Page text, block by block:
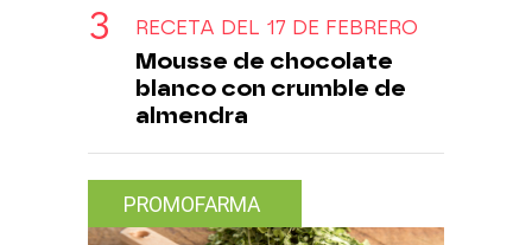
RECETA DEL 17 DE FEBRERO
Mousse de chocolate
blanco con crumble de
almendra
PROMOFARMA